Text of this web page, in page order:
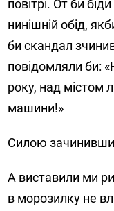
повітрі. От би
нинішній обід,
би скандал
повідомляли би:
року, над містом
машини!»
Силою зачинивши
А виставили ми
в морозилку не